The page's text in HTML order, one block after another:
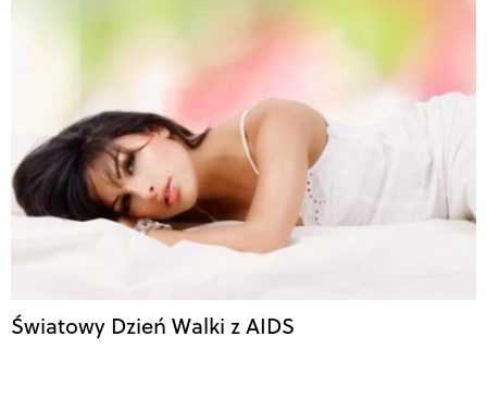
Światowy Dzień Walki z AIDS